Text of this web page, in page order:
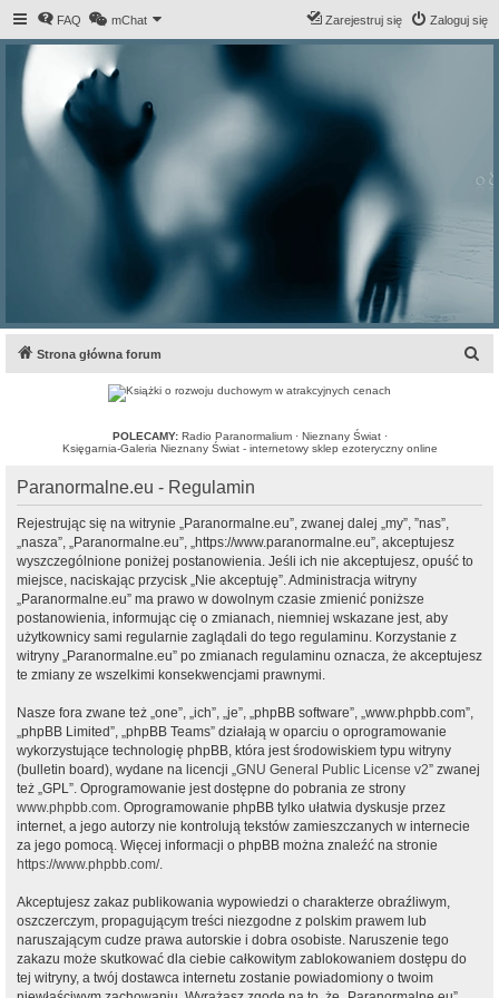
FAQ mChat Zaloguj się
Zarejestruj się
Strona główna forum
POLECAMY: Radio Paranormalium· Nieznany Świat·
Księgarnia-Galeria Nieznany Świat - internetowy sklep ezoteryczny online
Paranormalne.eu - Regulamin
Rejestrując się na witrynie „Paranormalne.eu”, zwanej dalej „my”, ”nas”,
„nasza”, „Paranormalne.eu”, „https://www.paranormalne.eu”, akceptujesz
wyszczególnione poniżej postanowienia. Jeśli ich nie akceptujesz, opuść to
miejsce, naciskając przycisk „Nie akceptuję”. Administracja witryny
„Paranormalne.eu” ma prawo w dowolnym czasie zmienić poniższe
postanowienia, informując cię o zmianach, niemniej wskazane jest, aby
użytkownicy sami regularnie zaglądali do tego regulaminu. Korzystanie z
witryny „Paranormalne.eu” po zmianach regulaminu oznacza, że akceptujesz
te zmiany ze wszelkimi konsekwencjami prawnymi.
Nasze fora zwane też „one”, „ich”, „je”, „phpBB software”, „www.phpbb.com”,
„phpBB Limited”, „phpBB Teams” działają w oparciu o oprogramowanie
wykorzystujące technologię phpBB, która jest środowiskiem typu witryny
(bulletin board), wydane na licencji „GNU General Public License v2” zwanej
też „GPL”. Oprogramowanie jest dostępne do pobrania ze strony
www.phpbb.com. Oprogramowanie phpBB tylko ułatwia dyskusje przez
internet, a jego autorzy nie kontrolują tekstów zamieszczanych w internecie
za jego pomocą. Więcej informacji o phpBB można znaleźć na stronie
https://www.phpbb.com/.
Akceptujesz zakaz publikowania wypowiedzi o charakterze obraźliwym,
oszczerczym, propagującym treści niezgodne z polskim prawem lub
naruszającym cudze prawa autorskie i dobra osobiste. Naruszenie tego
zakazu może skutkować dla ciebie całkowitym zablokowaniem dostępu do
tej witryny, a twój dostawca internetu zostanie powiadomiony o twoim